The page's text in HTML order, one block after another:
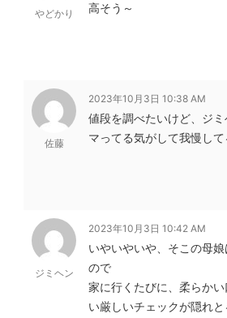
やどかり
高そう～
佐藤
2023年10月3日 10:38 AM
値段を調べたいけど、ジ
マってる気がして我慢し
ジミヘン
2023年10月3日 10:42 AM
いやいやいや、そこの母
ので
家に行くたびに、柔らか
い厳しいチェックが隠れと